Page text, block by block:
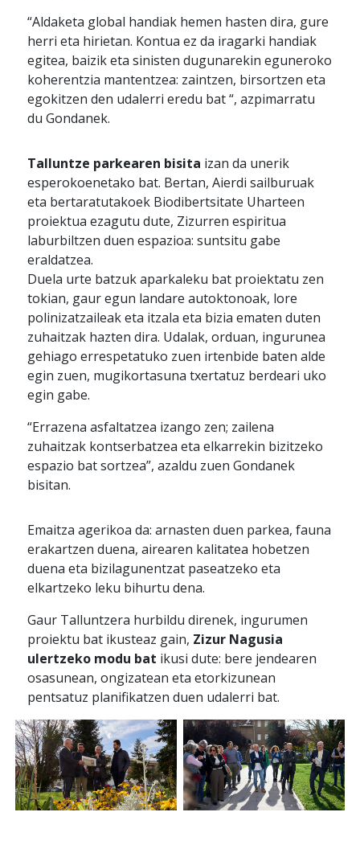
“Aldaketa global handiak hemen hasten dira, gure
herri eta hirietan. Kontua ez da iragarki handiak
egitea, baizik eta sinisten dugunarekin eguneroko
koherentzia mantentzea: zaintzen, birsortzen eta
egokitzen den udalerri eredu bat “, azpimarratu
du Gondanek.
Talluntze parkearen bisita izan da unerik
esperokoenetako bat. Bertan, Aierdi sailburuak
eta bertaratutakoek Biodibertsitate Uharteen
proiektua ezagutu dute, Zizurren espiritua
laburbiltzen duen espazioa: suntsitu gabe
eraldatzea.
Duela urte batzuk aparkaleku bat proiektatu zen
tokian, gaur egun landare autoktonoak, lore
polinizatzaileak eta itzala eta bizia ematen duten
zuhaitzak hazten dira. Udalak, orduan, ingurunea
gehiago errespetatuko zuen irtenbide baten alde
egin zuen, mugikortasuna txertatuz berdeari uko
egin gabe.
“Errazena asfaltatzea izango zen; zailena
zuhaitzak kontserbatzea eta elkarrekin bizitzeko
espazio bat sortzea”, azaldu zuen Gondanek
bisitan.
Emaitza agerikoa da: arnasten duen parkea, fauna
erakartzen duena, airearen kalitatea hobetzen
duena eta bizilagunentzat paseatzeko eta
elkartzeko leku bihurtu dena.
Gaur Talluntzera hurbildu direnek, ingurumen
proiektu bat ikusteaz gain, Zizur Nagusia
ulertzeko modu bat ikusi dute: bere jendearen
osasunean, ongizatean eta etorkizunean
pentsatuz planifikatzen duen udalerri bat.